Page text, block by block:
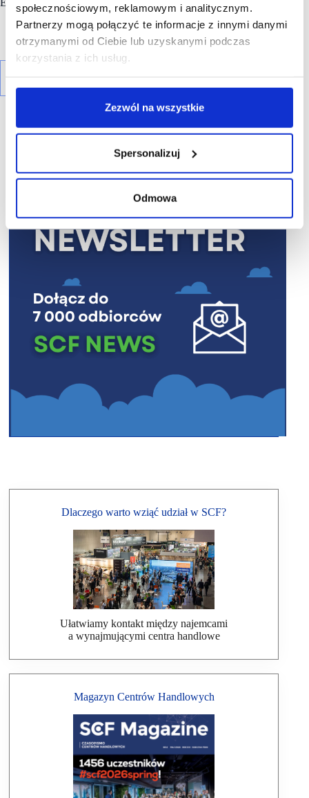
społecznościowym, reklamowym i analitycznym.
Partnerzy mogą połączyć te informacje z innymi danymi
otrzymanymi od Ciebie lub uzyskanymi podczas
korzystania z ich usług.
Zezwól na wszystkie
Spersonalizuj
Odmowa
R E K L A M A
Dlaczego warto wziąć udział w SCF?
Ułatwiamy kontakt między najemcami
a wynajmującymi centra handlowe
Magazyn Centrów Handlowych